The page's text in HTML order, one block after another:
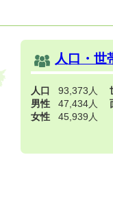
人口・世
人口
93,373人
男性
47,434人
女性
45,939人